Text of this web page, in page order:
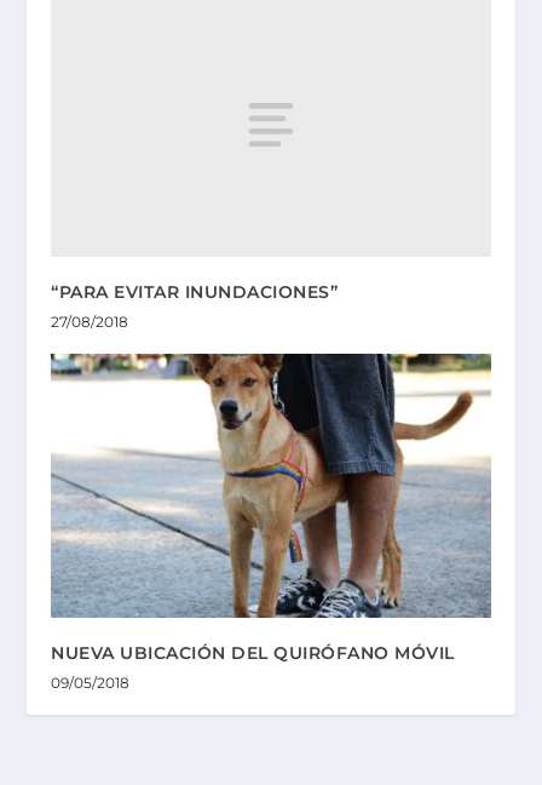
“PARA EVITAR INUNDACIONES”
27/08/2018
NUEVA UBICACIÓN DEL QUIRÓFANO MÓVIL
09/05/2018